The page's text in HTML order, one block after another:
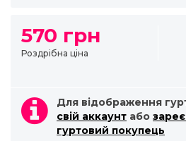
570 грн
Роздрібна ціна
Для відображення
свій аккаунт або
гуртовий покупець